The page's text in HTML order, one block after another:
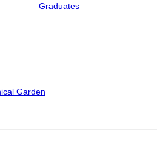
Graduates
Garden